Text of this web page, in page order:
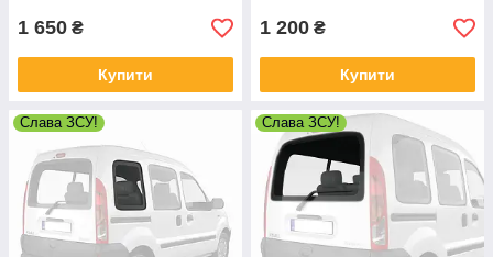
1 650 ₴
Купити
1 200 ₴
Купити
Слава ЗСУ! Слава ЗСУ!